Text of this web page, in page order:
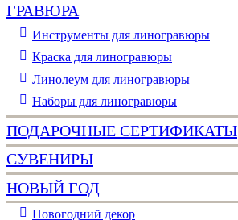
ГРАВЮРА
Инструменты для линогравюры
Краска для линогравюры
Линолеум для линогравюры
Наборы для линогравюры
ПОДАРОЧНЫЕ СЕРТИФИКАТЫ
СУВЕНИРЫ
НОВЫЙ ГОД
Новогодний декор